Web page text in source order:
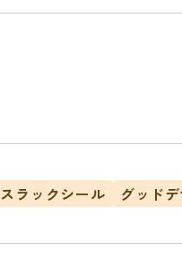
ラックシール グッド